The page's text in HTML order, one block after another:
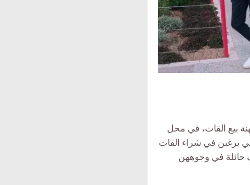
بيع القات، في محل
يرغبن في شراء القات
حائلة في وجوههن